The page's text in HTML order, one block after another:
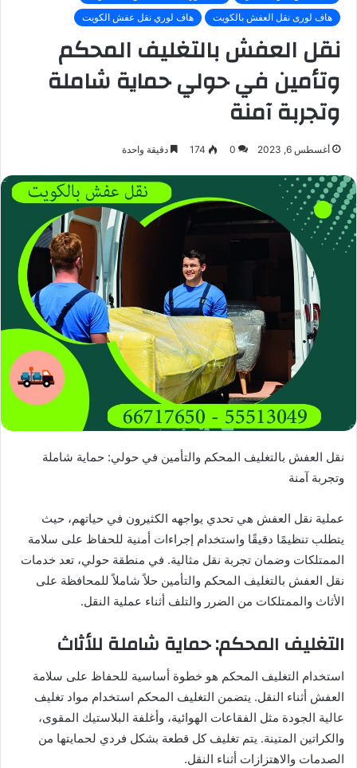
هاف لورى نقل العفش بالكويت
هاف لوري نقل عفش الكويت
نقل العفش بالتغليف المحكم
وتأمين في حولي حماية شاملة
وتجربة آمنة
أغسطس 6, 2023 0
174 دقيقة واحدة
نقل العفش بالتغليف المحكم والتأمين في حولي: حماية شاملة
وتجربة آمنة
عملية نقل العفش هي تحدي يواجهه الكثيرون في حياتهم، حيث
يتطلب تنظيمًا دقيقًا واستخدام إجراءات أمنية للحفاظ على سلامة
الممتلكات وضمان تجربة نقل مثالية. في منطقة حولي، تعد خدمات
نقل العفش بالتغليف المحكم والتأمين حلاً شاملاً للمحافظة على
الأثاث والممتلكات من الضرر والتلف أثناء عملية النقل.
التغليف المحكم: حماية شاملة للأثاث
استخدام التغليف المحكم هو خطوة أساسية للحفاظ على سلامة
العفش أثناء النقل. يتضمن التغليف المحكم استخدام مواد تغليف
عالية الجودة مثل الفقاعات الهوائية، وأغلفة البلاستيك المقوى،
والكراتين المتينة. يتم تغليف كل قطعة بشكل فردي لحمايتها من
الصدمات والاهتزازات أثناء النقل.